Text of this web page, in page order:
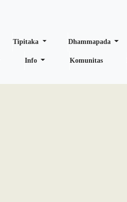
Tipitaka Dhammapada
Info Komunitas